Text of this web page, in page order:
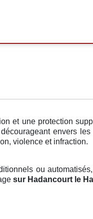
et une protection
envers
violence et infraction.
ou
sur Hadancourt le